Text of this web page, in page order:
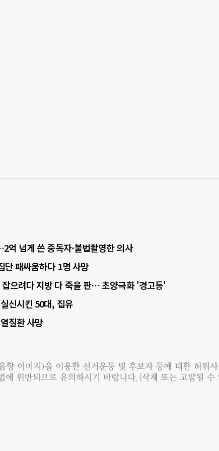
억 넘게 쓴 중독자·불법촬영한 의사
단 패싸움하다 1명 사망
으려다 지방 다 죽을 판… 초양극화 '경고등'
신시킨 50대, 집유
질환 사망